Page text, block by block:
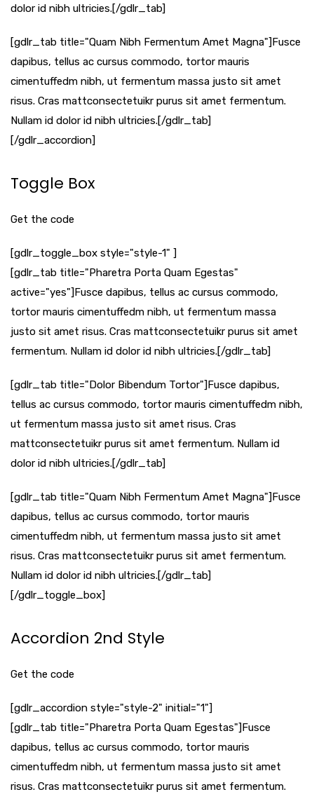
dolor id nibh ultricies.[/gdlr_tab]
[gdlr_tab title="Quam Nibh Fermentum Amet Magna"]Fusce
dapibus, tellus ac cursus commodo, tortor mauris
cimentuffedm nibh, ut fermentum massa justo sit amet
risus. Cras mattconsectetuikr purus sit amet fermentum.
Nullam id dolor id nibh ultricies.[/gdlr_tab]
[/gdlr_accordion]
Toggle Box
Get the code
[gdlr_toggle_box style="style-1" ]
[gdlr_tab title="Pharetra Porta Quam Egestas"
active="yes"]Fusce dapibus, tellus ac cursus commodo,
tortor mauris cimentuffedm nibh, ut fermentum massa
justo sit amet risus. Cras mattconsectetuikr purus sit amet
fermentum. Nullam id dolor id nibh ultricies.[/gdlr_tab]
[gdlr_tab title="Dolor Bibendum Tortor"]Fusce dapibus,
tellus ac cursus commodo, tortor mauris cimentuffedm nibh,
ut fermentum massa justo sit amet risus. Cras
mattconsectetuikr purus sit amet fermentum. Nullam id
dolor id nibh ultricies.[/gdlr_tab]
[gdlr_tab title="Quam Nibh Fermentum Amet Magna"]Fusce
dapibus, tellus ac cursus commodo, tortor mauris
cimentuffedm nibh, ut fermentum massa justo sit amet
risus. Cras mattconsectetuikr purus sit amet fermentum.
Nullam id dolor id nibh ultricies.[/gdlr_tab]
[/gdlr_toggle_box]
Accordion 2nd Style
Get the code
[gdlr_accordion style="style-2" initial="1"]
[gdlr_tab title="Pharetra Porta Quam Egestas"]Fusce
dapibus, tellus ac cursus commodo, tortor mauris
cimentuffedm nibh, ut fermentum massa justo sit amet
risus. Cras mattconsectetuikr purus sit amet fermentum.